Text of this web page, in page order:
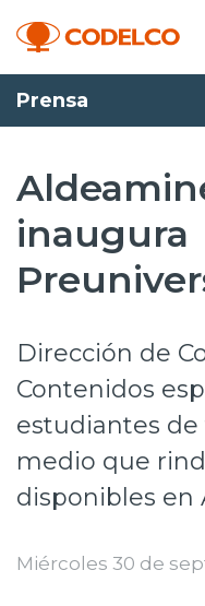
Transparencia activa
Nosotros
Operaciones
Sustentabilidad
Innovación
Inversionistas
Prensa
Trabaja en
Prensa
inaugura
Dirección de
Contenidos
estudiantes
medio que
disponibles en
Miércoles 30 de